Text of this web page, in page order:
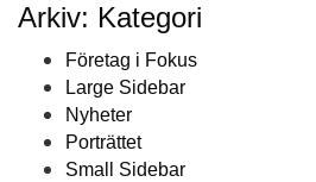
Arkiv: Kategori
Företag i Fokus
Large Sidebar
Nyheter
Porträttet
Small Sidebar